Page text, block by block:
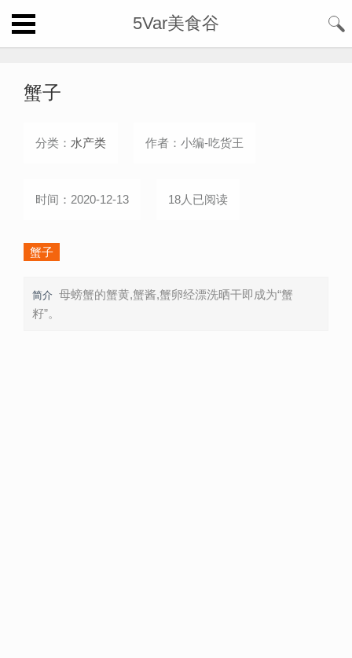
5Var美食谷
蟹子
分类： 水产类 作者：小编-吃货王
时间：2020-12-13 18人已阅读
蟹子
简介 母螃蟹的蟹黄,蟹酱,蟹卵经漂洗晒干即成为“蟹
籽”。